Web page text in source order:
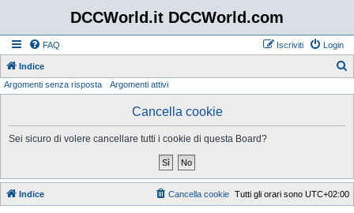
DCCWorld.it DCCWorld.com
FAQ Login
Iscriviti
Indice
Argomenti senza risposta Argomenti attivi
Cancella cookie
Sei sicuro di volere cancellare tutti i cookie di questa Board?
Indice Tutti gli orari sono UTC+02:00
Cancella cookie